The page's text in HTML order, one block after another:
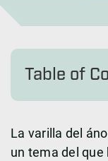
Table of
La varilla del
un tema del que